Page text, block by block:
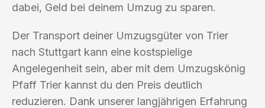
dabei, Geld bei deinem Umzug zu sparen.
Der Transport deiner Umzugsgüter von Trier
nach Stuttgart kann eine kostspielige
Angelegenheit sein, aber mit dem Umzugskönig
Pfaff Trier kannst du den Preis deutlich
reduzieren. Dank unserer langjährigen Erfahrung